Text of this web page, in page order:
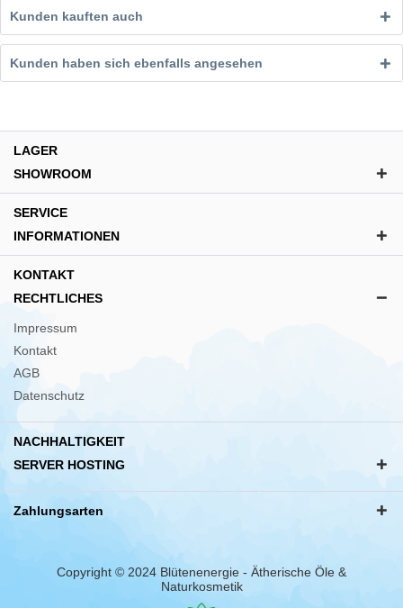
Kunden kauften auch
Kunden haben sich ebenfalls angesehen
LAGER
SHOWROOM
SERVICE
INFORMATIONEN
KONTAKT
RECHTLICHES
Impressum
Kontakt
AGB
Datenschutz
NACHHALTIGKEIT
SERVER HOSTING
Zahlungsarten
Copyright © 2024 Blütenenergie - Ätherische Öle &
Naturkosmetik